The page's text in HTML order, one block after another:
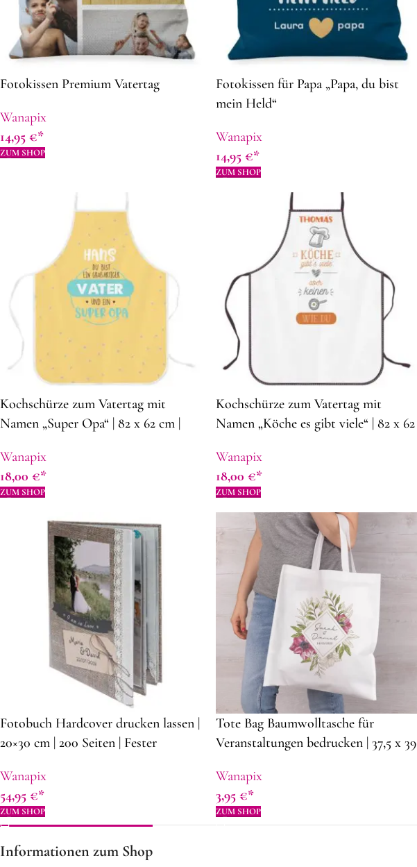
Fotokissen Premium Vatertag
Wanapix
14,95 €
ZUM SHOP
Fotokissen für Papa „Papa, du bist
mein Held“
Wanapix
14,95 €
ZUM SHOP
Kochschürze zum Vatertag mit
Namen „Super Opa“ | 82 x 62 cm |
gestalten | Geschenkidee zum
Vatertag
Wanapix
18,00 €
ZUM SHOP
Kochschürze zum Vatertag mit
Namen „Köche es gibt viele“ | 82 x 62
gestalten | Geschenkidee zum
Vatertag
Wanapix
18,00 €
ZUM SHOP
Fotobuch Hardcover drucken lassen |
20×30 cm | 200 Seiten | Fester
Album
Wanapix
54,95 €
ZUM SHOP
Tote Bag Baumwolltasche für
Veranstaltungen bedrucken | 37,5 x 39
Unbesticktes Stoff
Wanapix
3,95 €
ZUM SHOP
Informationen zum Shop